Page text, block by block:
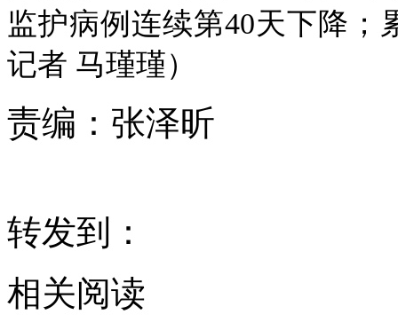
监护病例连续第40天下降；
记者 马瑾瑾）
责编： 张泽昕
转发到：
相关阅读